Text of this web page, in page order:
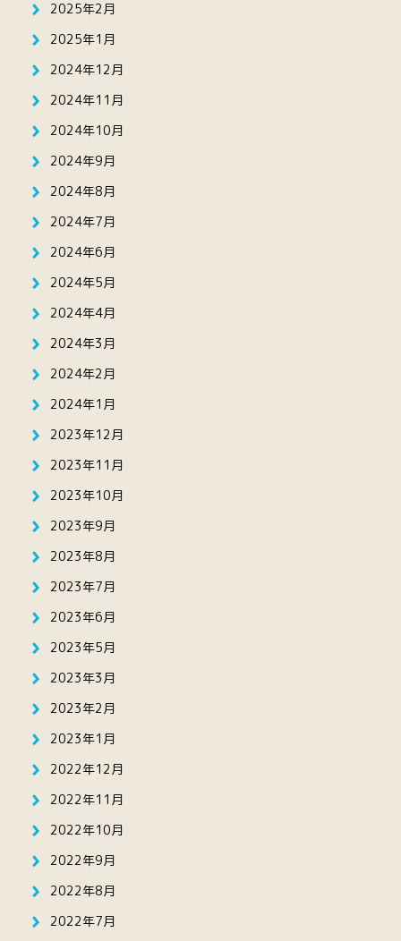
2025年2月
2025年1月
2024年12月
2024年11月
2024年10月
2024年9月
2024年8月
2024年7月
2024年6月
2024年5月
2024年4月
2024年3月
2024年2月
2024年1月
2023年12月
2023年11月
2023年10月
2023年9月
2023年8月
2023年7月
2023年6月
2023年5月
2023年3月
2023年2月
2023年1月
2022年12月
2022年11月
2022年10月
2022年9月
2022年8月
2022年7月